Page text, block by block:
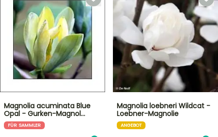
Magnolia acuminata Blue
Opal - Gurken-Magnol…
FÜR SAMMLER
Magnolia loebneri Wildcat -
Loebner-Magnolie
ANGEBOT